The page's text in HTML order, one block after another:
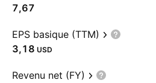
7,67
EPS basique (TTM)
3,18 USD
Revenu net (FY)